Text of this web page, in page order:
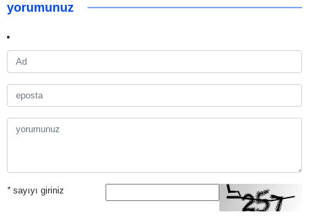
yorumunuz
*sayıyı giriniz